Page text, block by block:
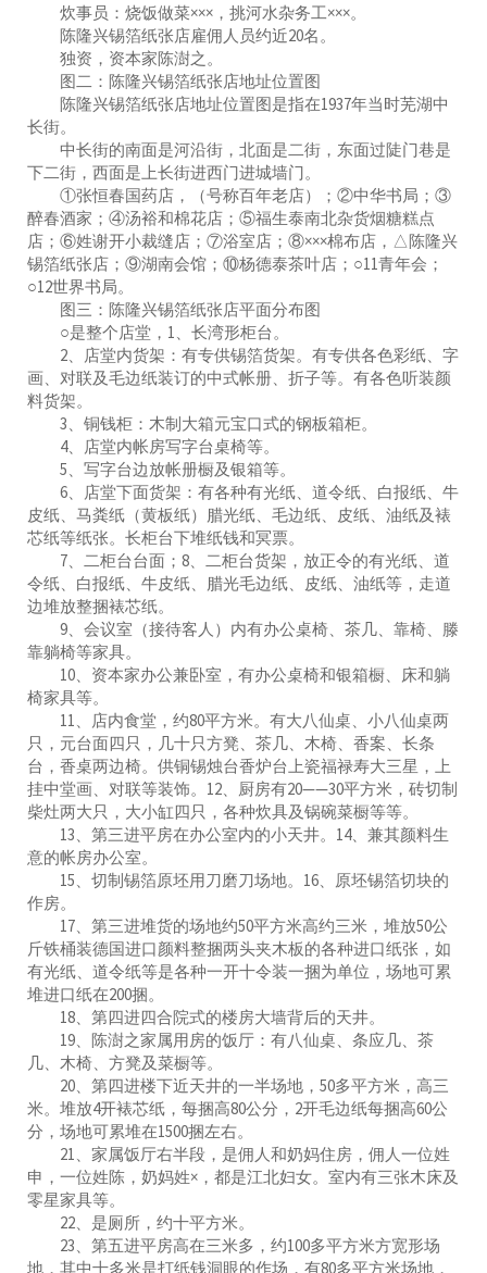
炊事员：烧饭做菜×××，挑河水杂务工×××。
陈隆兴锡箔纸张店雇佣人员约近20名。
独资，资本家陈澍之。
图二：陈隆兴锡箔纸张店地址位置图
陈隆兴锡箔纸张店地址位置图是指在1937年当时芜湖中
长街。
中长街的南面是河沿街，北面是二街，东面过陡门巷是
下二街，西面是上长街进西门进城墙门。
①张恒春国药店，（号称百年老店）；②中华书局；③
醉春酒家；④汤裕和棉花店；⑤福生泰南北杂货烟糖糕点
店；⑥姓谢开小裁缝店；⑦浴室店；⑧×××棉布店，△陈隆兴
锡箔纸张店；⑨湖南会馆；⑩杨德泰茶叶店；○11青年会；
○12世界书局。
图三：陈隆兴锡箔纸张店平面分布图
○是整个店堂，1、长湾形柜台。
2、店堂内货架：有专供锡箔货架。有专供各色彩纸、字
画、对联及毛边纸装订的中式帐册、折子等。有各色听装颜
料货架。
3、铜钱柜：木制大箱元宝口式的钢板箱柜。
4、店堂内帐房写字台桌椅等。
5、写字台边放帐册橱及银箱等。
6、店堂下面货架：有各种有光纸、道令纸、白报纸、牛
皮纸、马粪纸（黄板纸）腊光纸、毛边纸、皮纸、油纸及裱
芯纸等纸张。长柜台下堆纸钱和冥票。
7、二柜台台面；8、二柜台货架，放正令的有光纸、道
令纸、白报纸、牛皮纸、腊光毛边纸、皮纸、油纸等，走道
边堆放整捆裱芯纸。
9、会议室（接待客人）内有办公桌椅、茶几、靠椅、滕
靠躺椅等家具。
10、资本家办公兼卧室，有办公桌椅和银箱橱、床和躺
椅家具等。
11、店内食堂，约80平方米。有大八仙桌、小八仙桌两
只，元台面四只，几十只方凳、茶几、木椅、香案、长条
台，香桌两边椅。供铜锡烛台香炉台上瓷福禄寿大三星，上
挂中堂画、对联等装饰。12、厨房有20——30平方米，砖切制
柴灶两大只，大小缸四只，各种炊具及锅碗菜橱等等。
13、第三进平房在办公室内的小天井。14、兼其颜料生
意的帐房办公室。
15、切制锡箔原坯用刀磨刀场地。16、原坯锡箔切块的
作房。
17、第三进堆货的场地约50平方米高约三米，堆放50公
斤铁桶装德国进口颜料整捆两头夹木板的各种进口纸张，如
有光纸、道令纸等是各种一开十令装一捆为单位，场地可累
堆进口纸在200捆。
18、第四进四合院式的楼房大墙背后的天井。
19、陈澍之家属用房的饭厅：有八仙桌、条应几、茶
几、木椅、方凳及菜橱等。
20、第四进楼下近天井的一半场地，50多平方米，高三
米。堆放4开裱芯纸，每捆高80公分，2开毛边纸每捆高60公
分，场地可累堆在1500捆左右。
21、家属饭厅右半段，是佣人和奶妈住房，佣人一位姓
申，一位姓陈，奶妈姓×，都是江北妇女。室内有三张木床及
零星家具等。
22、是厕所，约十平方米。
23、第五进平房高在三米多，约100多平方米方宽形场
地，其中十多米是打纸钱洞眼的作场，有80多平方米场地，